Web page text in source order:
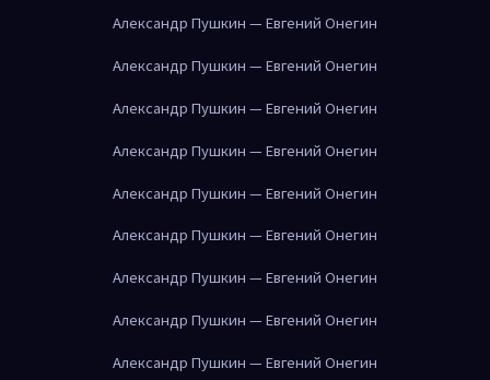
Александр Пушкин — Евгений Онегин
Александр Пушкин — Евгений Онегин
Александр Пушкин — Евгений Онегин
Александр Пушкин — Евгений Онегин
Александр Пушкин — Евгений Онегин
Александр Пушкин — Евгений Онегин
Александр Пушкин — Евгений Онегин
Александр Пушкин — Евгений Онегин
Александр Пушкин — Евгений Онегин